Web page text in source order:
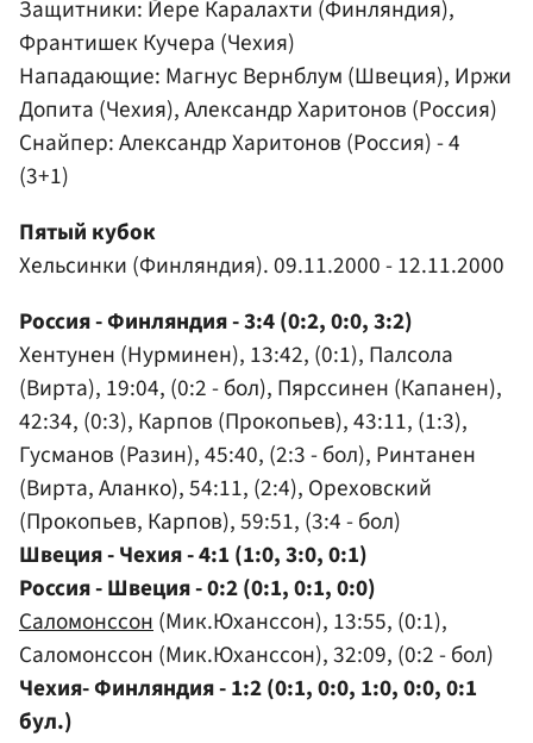
Защитники: Йере Каралахти (Финляндия),
Франтишек Кучера (Чехия)
Нападающие: Магнус Вернблум (Швеция), Иржи
Допита (Чехия), Александр Харитонов (Россия)
Снайпер: Александр Харитонов (Россия) - 4
(3+1)
Пятый кубок
Хельсинки (Финляндия). 09.11.2000 - 12.11.2000
Россия - Финляндия - 3:4 (0:2, 0:0, 3:2)
Хентунен (Нурминен), 13:42, (0:1), Палсола
(Вирта), 19:04, (0:2 - бол), Пярссинен (Капанен),
42:34, (0:3), Карпов (Прокопьев), 43:11, (1:3),
Гусманов (Разин), 45:40, (2:3 - бол), Ринтанен
(Вирта, Аланко), 54:11, (2:4), Ореховский
(Прокопьев, Карпов), 59:51, (3:4 - бол)
Швеция - Чехия - 4:1 (1:0, 3:0, 0:1)
Россия - Швеция - 0:2 (0:1, 0:1, 0:0)
Саломонссон(Мик.Юханссон), 13:55, (0:1),
Саломонссон (Мик.Юханссон), 32:09, (0:2 - бол)
Чехия- Финляндия - 1:2 (0:1, 0:0, 1:0, 0:0, 0:1
бул.)